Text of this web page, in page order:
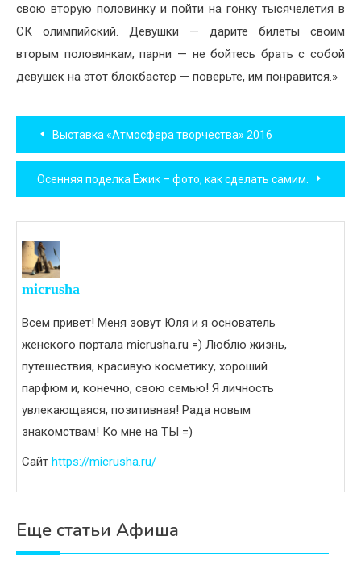
свою вторую половинку и пойти на гонку тысячелетия в
СК олимпийский. Девушки — дарите билеты своим
вторым половинкам; парни — не бойтесь брать с собой
девушек на этот блокбастер — поверьте, им понравится.»
Навигация
по
записям
Выставка «Атмосфера творчества» 2016
Осенняя поделка Ёжик – фото, как сделать самим.
micrusha
Всем привет! Меня зовут Юля и я основатель
женского портала micrusha.ru =) Люблю жизнь,
путешествия, красивую косметику, хороший
парфюм и, конечно, свою семью! Я личность
увлекающаяся, позитивная! Рада новым
знакомствам! Ко мне на ТЫ =)
Сайт https://micrusha.ru/
Еще статьи Афиша